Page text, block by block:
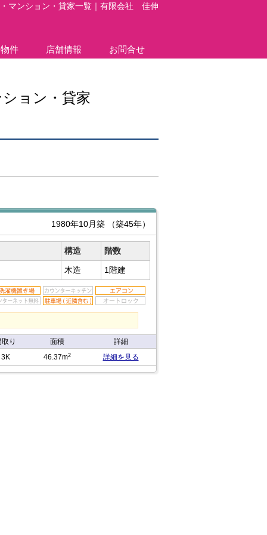
マンション・貸家一覧｜有限会社 佳伸
件 店舗情報 お問合せ
ョン・貸家
1980年10月築 （築45年）
構造
階数
木造 1階建
取り 面積
詳細
3K 46.37m2 詳細を見る